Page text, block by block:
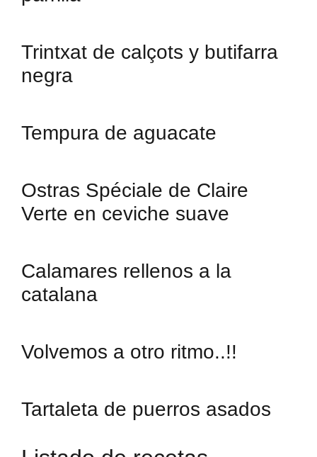
Trintxat de calçots y butifarra
negra
Tempura de aguacate
Ostras Spéciale de Claire
Verte en ceviche suave
Calamares rellenos a la
catalana
Volvemos a otro ritmo..!!
Tartaleta de puerros asados